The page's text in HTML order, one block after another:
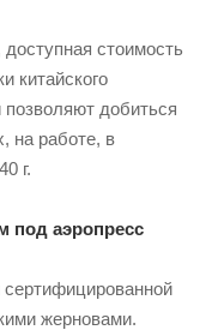
доступная стоимость
китайского
добиться
на работе, в
г.
под аэропресс
сертифицированной
жерновами.